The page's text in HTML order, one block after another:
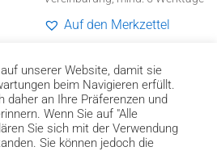
Auf den Merkzettel
Bank
Cash
Invoice
unserer Website, damit sie
beim Navigieren erfüllt.
daher an Ihre Präferenzen und
Wenn Sie auf "Alle
Sie sich mit der Verwendung
Sie können jedoch die